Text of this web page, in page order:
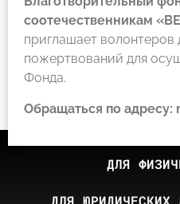
соотечественникам
приглашает волонтеров
пожертвований для
Фонда.
Обращаться по адресу:
ДЛЯ
ДЛЯ ЮРИДИЧЕСКИХ